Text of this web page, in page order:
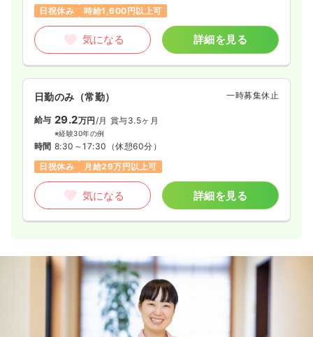
日祝休み
時給1,600円以上可
気になる 詳細を見る
日勤のみ（常勤） 一時募集休止
給与 29.2万円 /月 賞与3.5ヶ月
※経験30年の例
時間 8:30～17:30 （休憩60分）
日祝休み
月給29万円以上可
気になる 詳細を見る